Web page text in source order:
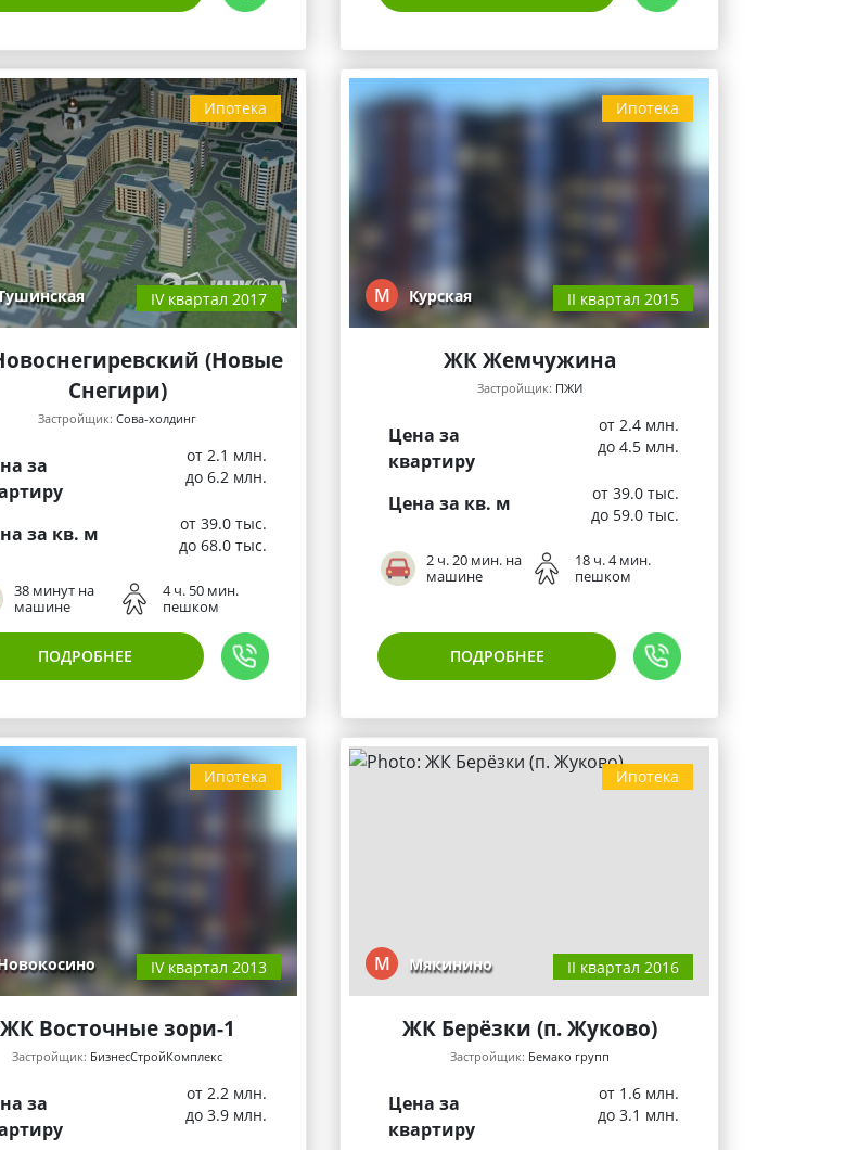
Ипотека
IV квартал 2017
(Новые
Снегири)
Застройщик: Сова-холдинг
за
от 2.1 млн.
до 6.2 млн.
за кв. м
от 39.0 тыс.
до 68.0 тыс.
38 минут на
машине
4 ч. 50 мин.
пешком
ПОДРОБНЕЕ
Ипотека
М Курская II квартал 2015
ЖК Жемчужина
Застройщик: ПЖИ
Цена за
квартиру
от 2.4 млн.
до 4.5 млн.
Цена за кв. м
от 39.0 тыс.
до 59.0 тыс.
2 ч. 20 мин. на
машине
18 ч. 4 мин.
пешком
ПОДРОБНЕЕ
Ипотека
IV квартал 2013
ЖК Восточные зори-1
Застройщик: БизнесСтройКомплекс
за
от 2.2 млн.
до 3.9 млн.
Ипотека
М Мякинино II квартал 2016
ЖК Берёзки (п. Жуково)
Застройщик: Бемако групп
Цена за
квартиру
от 1.6 млн.
до 3.1 млн.